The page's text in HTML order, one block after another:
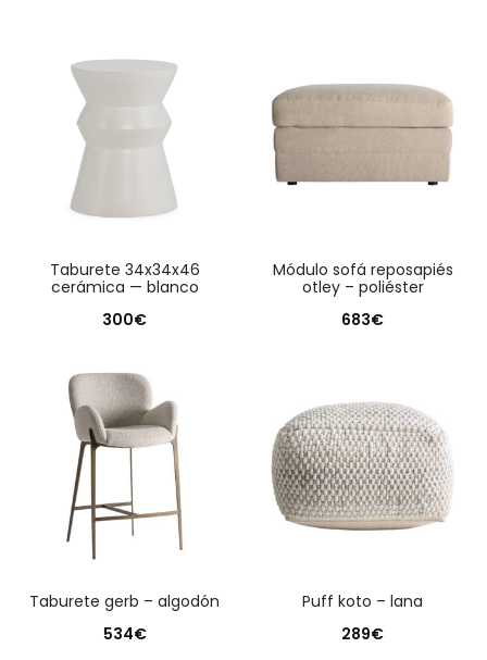
taburete 34x34x46
cerámica — blanco
300€
módulo sofá reposapiés
otley – poliéster
683€
taburete gerb – algodón
534€
puff koto – lana
289€